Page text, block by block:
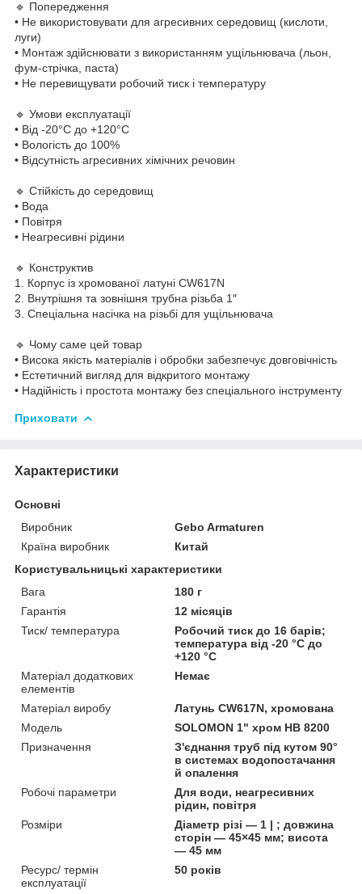
🔹 Попередження
• Не використовувати для агресивних середовищ (кислоти,
луги)
• Монтаж здійснювати з використанням ущільнювача (льон,
фум-стрічка, паста)
• Не перевищувати робочий тиск і температуру
🔹 Умови експлуатації
• Від -20°C до +120°C
• Вологість до 100%
• Відсутність агресивних хімічних речовин
🔹 Стійкість до середовищ
• Вода
• Повітря
• Неагресивні рідини
🔹 Конструктив
1. Корпус із хромованої латуні CW617N
2. Внутрішня та зовнішня трубна різьба 1″
3. Спеціальна насічка на різьбі для ущільнювача
🔹 Чому саме цей товар
• Висока якість матеріалів і обробки забезпечує довговічність
• Естетичний вигляд для відкритого монтажу
• Надійність і простота монтажу без спеціального інструменту
Приховати
Характеристики
Основні
Виробник
Gebo Armaturen
Країна виробник
Китай
Користувальницькі характеристики
Вага
180 г
Гарантія
12 місяців
Тиск/ температура
Робочий тиск до 16 барів;
температура від -20 °C до
+120 °C
Матеріал додаткових
елементів
Немає
Матеріал виробу
Латунь CW617N, хромована
Мoдель
SOLOMON 1" хром НВ 8200
Призначення
З'єднання труб під кутом 90°
в системах водопостачання
й опалення
Робочі параметри
Для води, неагресивних
рідин, повітря
Розміри
Діаметр різі — 1 | ; довжина
сторін — 45×45 мм; висота
— 45 мм
Ресурс/ термін
експлуатації
50 років